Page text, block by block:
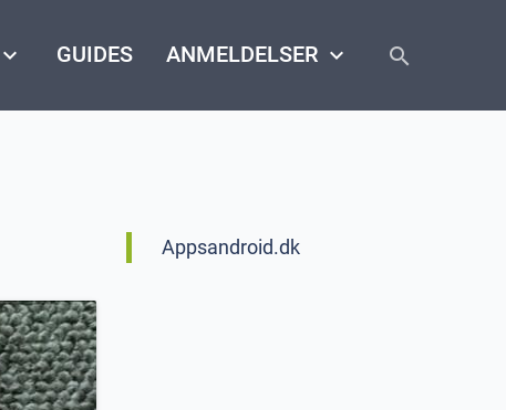
keyboard_arrow_down GUIDES ANMELDELSER keyboard_arrow_down search
close
Appsandroid.dk